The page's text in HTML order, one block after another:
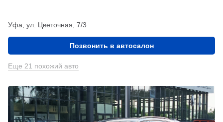
Уфа, ул. Цветочная, 7/3
Позвонить в автосалон
Еще 21 похожий авто